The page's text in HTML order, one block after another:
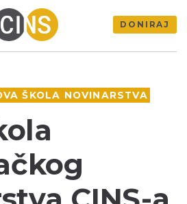
DONIRAJ
ŠKOLA NOVINARSTVA